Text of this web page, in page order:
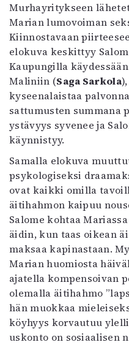
Murhayritykseen
Marian lumovoiman
Kiinnostavaan
elokuva keskittyy
Kaupungilla
Maliniin (Saga Sarkola
kyseenalaistaa
sattumusten summana
ystävyys syvenee ja
käynnistyy.
Samalla elokuva
psykologiseksi
ovat kaikki omilla
äitihahmon kaipuu
Salome kohtaa
äidin, kun taas oikean
maksaa kapinastaan.
Marian huomiosta
ajatella kompensoivan
olemalla äitihahmo
hän muokkaa
köyhyys korvautuu
uskonto on sosiaalisen